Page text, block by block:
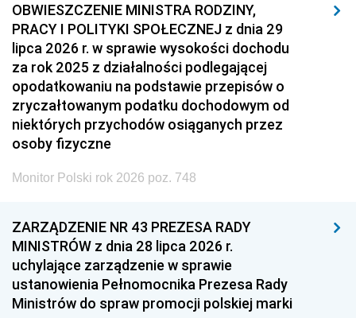
OBWIESZCZENIE MINISTRA RODZINY,
PRACY I POLITYKI SPOŁECZNEJ z dnia 29
lipca 2026 r. w sprawie wysokości dochodu
za rok 2025 z działalności podlegającej
opodatkowaniu na podstawie przepisów o
zryczałtowanym podatku dochodowym od
niektórych przychodów osiąganych przez
osoby fizyczne
Monitor Polski rok 2026 poz. 748
ZARZĄDZENIE NR 43 PREZESA RADY
MINISTRÓW z dnia 28 lipca 2026 r.
uchylające zarządzenie w sprawie
ustanowienia Pełnomocnika Prezesa Rady
Ministrów do spraw promocji polskiej marki